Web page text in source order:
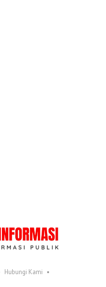
Hubungi Kami